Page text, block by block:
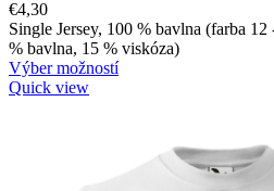
€4,30
Single Jersey, 100 % bavlna (farba
% bavlna, 15 % viskóza)
Výber možností
Quick view